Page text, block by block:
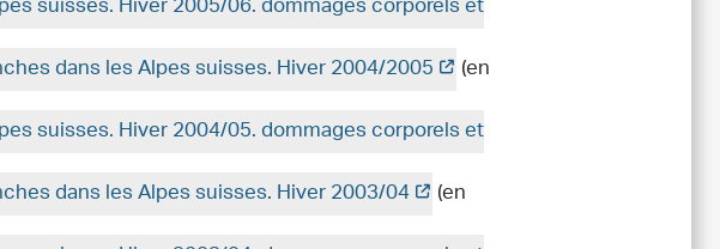
dans les Alpes suisses. Hiver 2004/2005 (en
suisses. Hiver 2004/05. dommages corporels et
dans les Alpes suisses. Hiver 2003/04 (en